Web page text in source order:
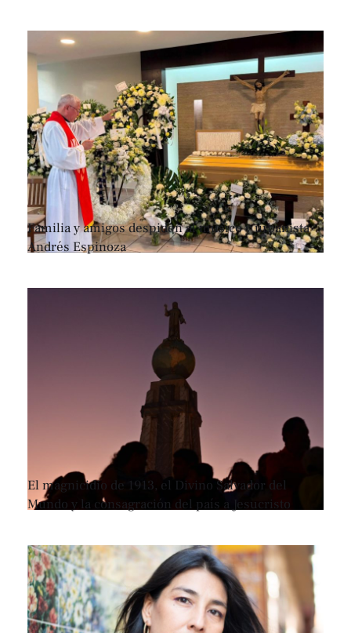
Familia y amigos despiden al músico y urbanista
Andrés Espinoza
El magnicidio de 1913, el Divino Salvador del
Mundo y la consagración del país a Jesucristo